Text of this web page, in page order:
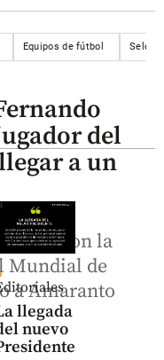
Equipos de fútbol
llegada
nuevo
del
a un
con la
Mundial de
a Amaranto